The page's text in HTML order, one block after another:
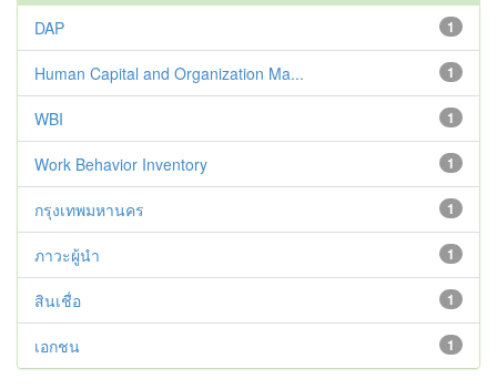
1
DAP
1
Human Capital and Organization Ma...
1
WBI
1
Work Behavior Inventory
1
กรุงเทพมหานคร
1
ภาวะผู้นำ
1
สินเชื่อ
1
เอกชน